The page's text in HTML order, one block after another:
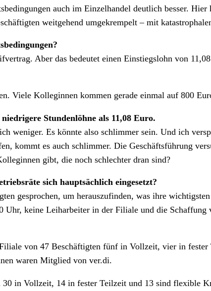
auch im Einzelhandel deutlich besser.
weitgehend umgekrempelt – mit
Aber das bedeutet einen Einstiegslohn von
Viele Kolleginnen kommen gerade einmal auf 800
Stundenlöhne als 11,08 Euro.
weniger. Es könnte also schlimmer sein. Und ich
kommt es auch schlimmer. Die Geschäftsführung
gibt, die noch schlechter dran sind?
sich hauptsächlich eingesetzt?
gesprochen, um herauszufinden, was ihre
Uhr, keine Leiharbeiter in der Filiale und die Schaffung
von 47 Beschäftigten fünf in Vollzeit, vier in
waren Mitglied von ver.di.
in Vollzeit, 14 in fester Teilzeit und 13 sind flexible